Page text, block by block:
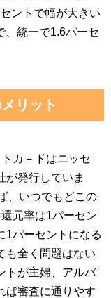
ントで幅が大きい
、統一で1.6パーセ
リット
カ－ドはニッセ
が発行していま
、いつでもどこの
元率は1パーセン
1パーセントになる
も全く問題はない
トが主婦、アルバ
ば審査に通りやす